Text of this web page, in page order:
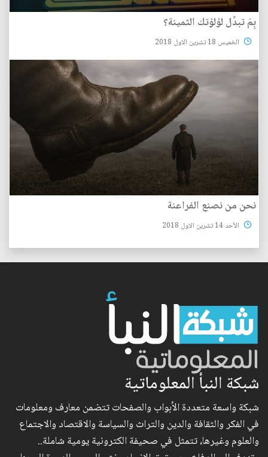
بِمَ تبدِّل لؤلؤتك الثمينة؟
الخميس 18 تشرين الاول 2018
نحن من نصنع الفراعنة
الأحد 14 تشرين الاول 2018
شبكة النبأ المعلوماتية
شبكة واسعة متعددة الأبواب والصفحات تتضمن معارف ومعلومات
في الفكر والثقافة والدين والتراث والسياسة والاقتصاد والاجتماع
والعلوم وغيرها، تتمثل في صحيفة الكترونية يومية شاملة..